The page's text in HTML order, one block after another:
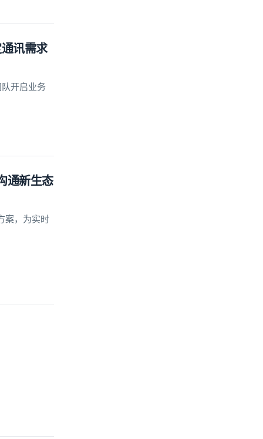
讯需求
开启业务
通新生态
案，为实时